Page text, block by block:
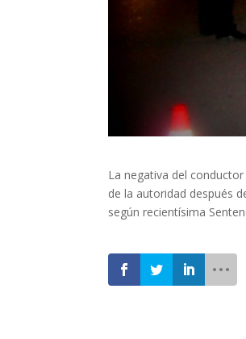
La negativa del
de la autoridad después
según recientísima